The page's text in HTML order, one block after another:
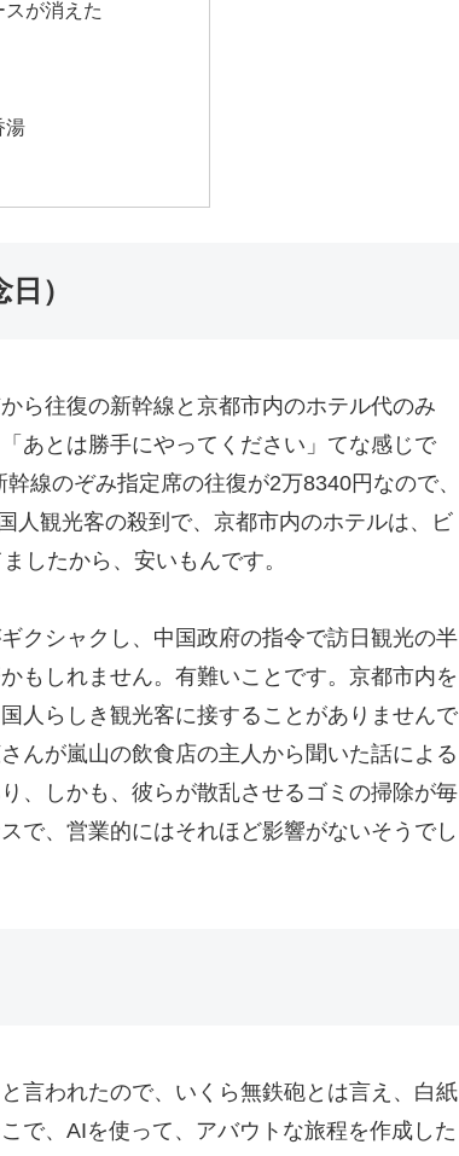
が消えた
湯
）
ら往復の新幹線と京都市内のホテル代のみ
あとは勝手にやってください」てな感じで
線のぞみ指定席の往復が2万8340円なので、
人観光客の殺到で、京都市内のホテルは、ビ
したから、安いもんです。
クシャクし、中国政府の指令で訪日観光の半
もしれません。有難いことです。京都市内を
人らしき観光客に接することがありませんで
んが嵐山の飲食店の主人から聞いた話による
、しかも、彼らが散乱させるゴミの掃除が毎
で、営業的にはそれほど影響がないそうでし
言われたので、いくら無鉄砲とは言え、白紙
で、AIを使って、アバウトな旅程を作成した